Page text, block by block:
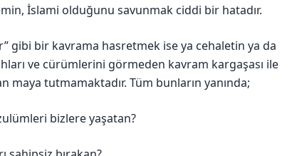
İslami olduğunu savunmak ciddi bir hatadır.
gibi bir kavrama hasretmek ise ya cehaletin ya da
ve cürümlerini görmeden kavram kargaşası ile
maya tutmamaktadır. Tüm bunların yanında;
bizlere yaşatan?